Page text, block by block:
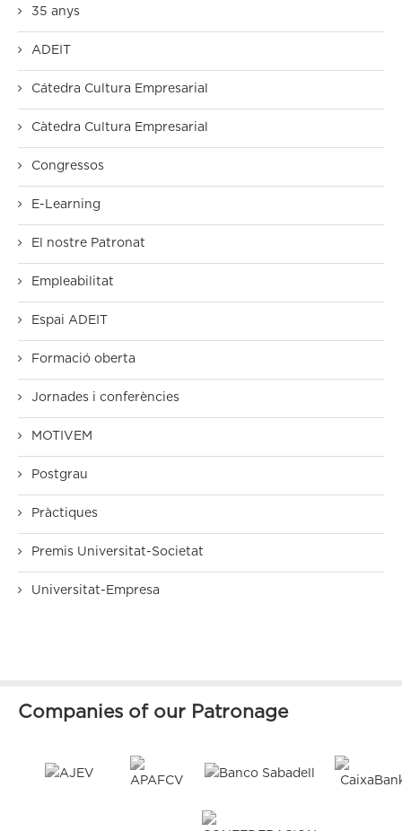
35 anys
ADEIT
Cátedra Cultura Empresarial
Càtedra Cultura Empresarial
Congressos
E-Learning
El nostre Patronat
Empleabilitat
Espai ADEIT
Formació oberta
Jornades i conferències
MOTIVEM
Postgrau
Pràctiques
Premis Universitat-Societat
Universitat-Empresa
Companies of our Patronage